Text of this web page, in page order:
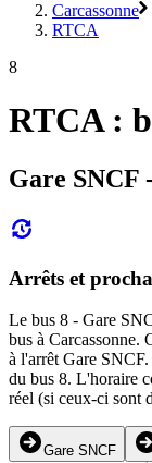
Carcassonne
RTCA
8
RTCA :
Gare SNCF
Arrêts et
Le bus 8 - Gare
bus à Carcassonne.
à l'arrêt Gare
du bus 8. L'horaire
réel (si ceux-ci sont
Gare SNCF